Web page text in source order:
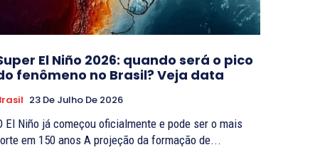
El Niño 2026: quando será o pico
fenômeno no Brasil? Veja data
23 De Julho De 2026
El Niño já começou oficialmente e pode ser o mais
forte em 150 anos A projeção da formação de...